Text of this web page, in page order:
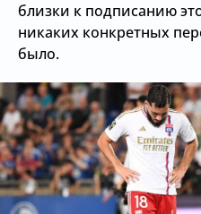
близки к подписанию
никаких конкретных
было.